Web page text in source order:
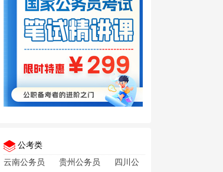
公考类
云南公务员
贵州公务员
四川公